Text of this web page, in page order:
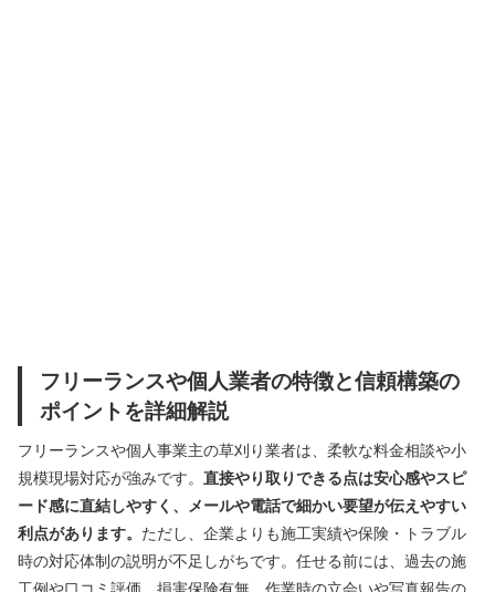
フリーランスや個人業者の特徴と信頼構築の
ポイントを詳細解説
フリーランスや個人事業主の草刈り業者は、柔軟な料金相談や小
規模現場対応が強みです。 直接やり取りできる点は安心感やスピ
ード感に直結しやすく、メールや電話で細かい要望が伝えやすい
利点があります。 ただし、企業よりも施工実績や保険・トラブル
時の対応体制の説明が不足しがちです。任せる前には、過去の施